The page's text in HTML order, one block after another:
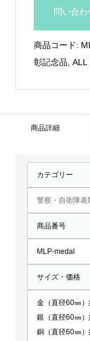
ダ
MLP-
問い合
商品コード:
彰記念品 ALL
商品詳細
カテゴリー
警察・自衛隊表
商品番号
MLP-medal
サイズ・価格
金（直径60㎜
銀（直径60㎜
銅（直径60㎜